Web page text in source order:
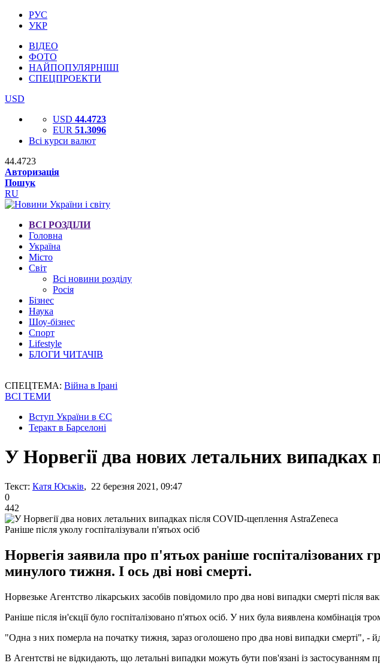
РУС
УКР
ВІДЕО
ФОТО
НАЙПОПУЛЯРНІШІ
СПЕЦПРОЕКТИ
USD
USD 44.4723
EUR 51.3096
Всі курси валют
44.4723
Авторизація
Пошук
RU
ВСІ РОЗДІЛИ
Головна
Україна
Місто
Світ
Всі новини розділу
Росія
Бізнес
Наука
Шоу-бізнес
Спорт
Lifestyle
БЛОГИ ЧИТАЧІВ
СПЕЦТЕМА: Війна в Ірані
ВСІ ТЕМИ
Вступ України в ЄС
Теракт в Барселоні
У Норвегії два нових летальних
Текст: Катя Юськів, 22 березня 2021, 09:47
0
442
Раніше після уколу госпіталізували п'ятьох осіб
Норвегія заявила про п'ятьох раніше госпіталізованих
минулого тижня. І ось дві нові смерті.
Норвезьке Агентство лікарських засобів повідомило про два нові випадки смерті після
Раніше після ін'єкції було госпіталізовано п'ятьох осіб. У них була виявлена ​​комбінація
"Одна з них померла на початку тижня, зараз оголошено про два нові випадки смерті", -
В Агентстві не відкидають, що летальні випадки можуть бути пов'язані із застосуванням